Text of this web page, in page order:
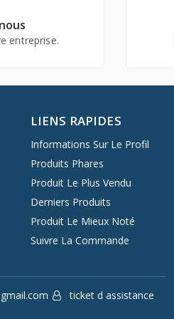
entreprise.
LIENS RAPIDES
Informations Sur Le Profil
Produits Phares
Produit Le Plus Vendu
Derniers Produits
Produit Le Mieux Noté
Suivre La Commande
ticket d assistance